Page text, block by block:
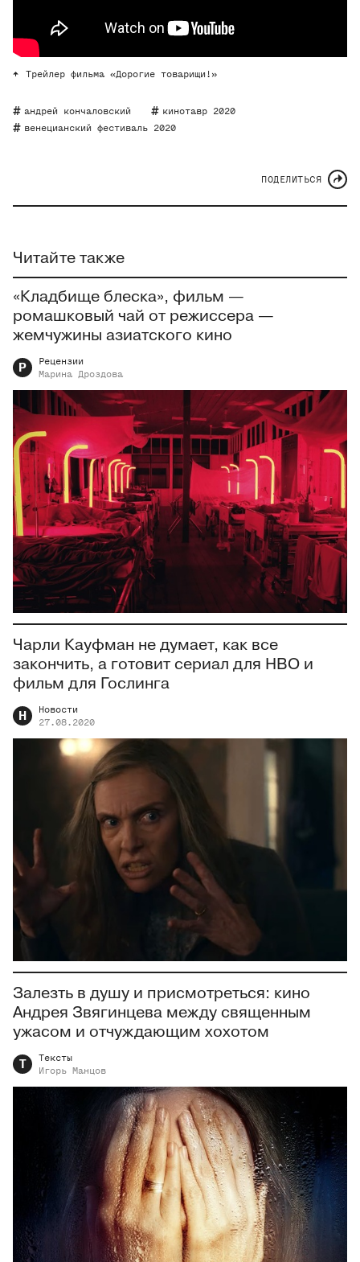
Трейлер фильма «Дорогие товарищи!»
андрей кончаловский
кинотавр 2020
венецианский фестиваль 2020
ПОДЕЛИТЬСЯ
Читайте также
«Кладбище блеска», фильм —
ромашковый чай от режиссера —
жемчужины азиатского кино
Р
Рецензии
Марина
Дроздова
Чарли Кауфман не думает, как все
закончить, а готовит сериал для HBO и
фильм для Гослинга
Н
Новости
27.08.2020
Залезть в душу и присмотреться: кино
Андрея Звягинцева между священным
ужасом и отчуждающим хохотом
Т
Тексты
Игорь Манцов